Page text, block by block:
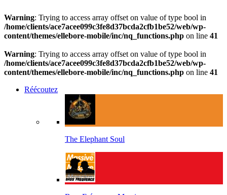
Warning: Trying to access array offset on value of type bool in
/home/clients/ace7acee099c3fe8d37bcda2cfb1be52/web/wp-
content/themes/ellebore-mobile/inc/nq_functions.php on line 41
Warning: Trying to access array offset on value of type bool in
/home/clients/ace7acee099c3fe8d37bcda2cfb1be52/web/wp-
content/themes/ellebore-mobile/inc/nq_functions.php on line 41
Réécoutez
The Elephant Soul